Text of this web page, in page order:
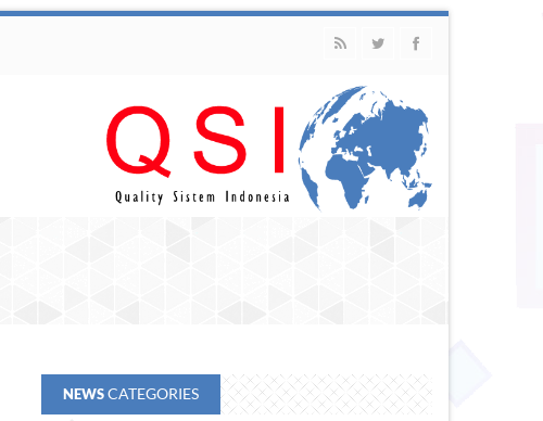
NEWSCATEGORIES